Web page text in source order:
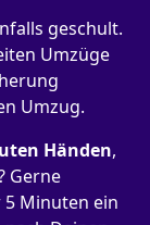
geschult.
Umzüge
Umzug.
Händen,
Gerne
Minuten ein